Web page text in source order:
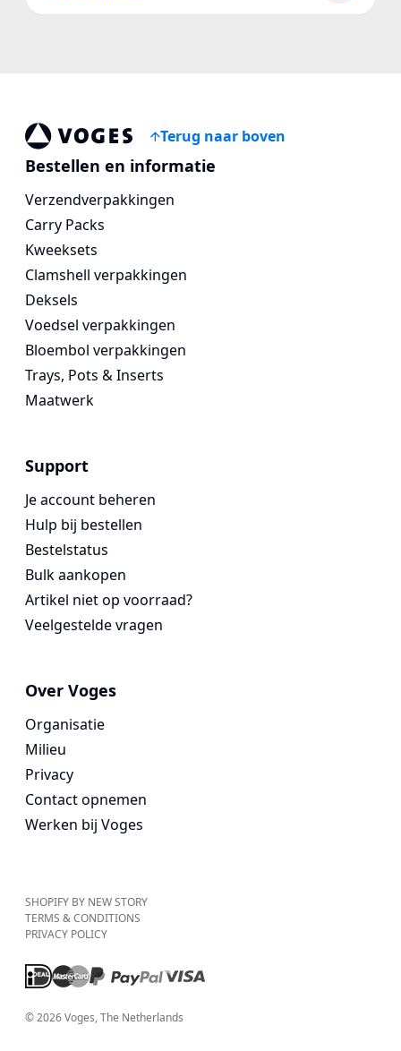
Vogespackaging
Terug naar boven
Bestellen en informatie
Verzendverpakkingen
Carry Packs
Kweeksets
Clamshell verpakkingen
Deksels
Voedsel verpakkingen
Bloembol verpakkingen
Trays, Pots & Inserts
Maatwerk
Support
Je account beheren
Hulp bij bestellen
Bestelstatus
Bulk aankopen
Artikel niet op voorraad?
Veelgestelde vragen
Over Voges
Organisatie
Milieu
Privacy
Contact opnemen
Werken bij Voges
SHOPIFY BY NEW STORY
TERMS & CONDITIONS
PRIVACY POLICY
©2026Voges, The Netherlands